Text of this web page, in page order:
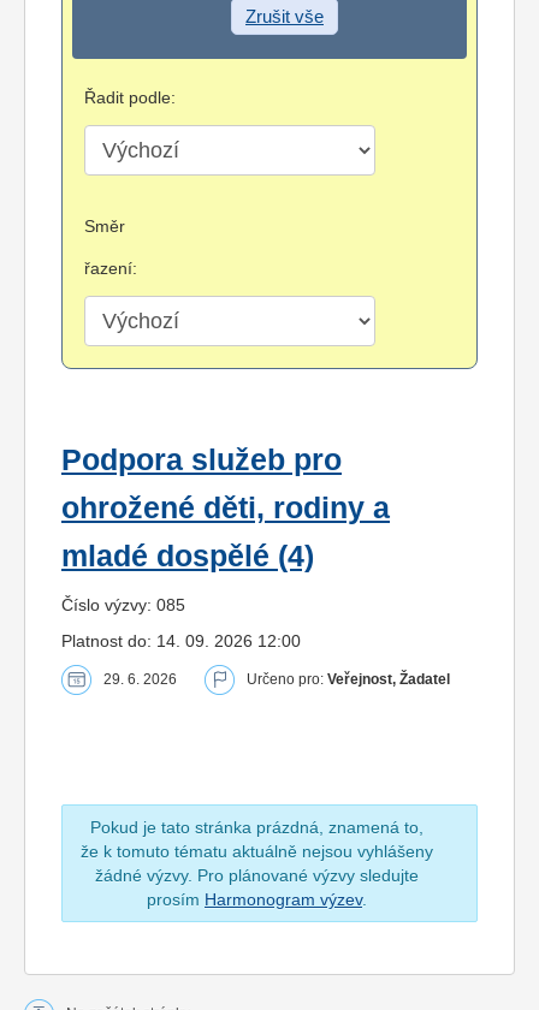
Zrušit vše
Řadit podle:
Směr
řazení:
Podpora služeb pro
ohrožené děti, rodiny a
mladé dospělé (4)
Číslo výzvy: 085
Platnost do: 14. 09. 2026 12:00
29. 6. 2026 Určeno pro: Veřejnost, Žadatel
Pokud je tato stránka prázdná, znamená to,
že k tomuto tématu aktuálně nejsou vyhlášeny
žádné výzvy. Pro plánované výzvy sledujte
prosím Harmonogram výzev.